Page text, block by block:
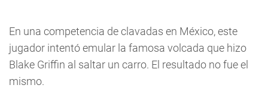
En una competencia de clavadas en México, este
jugador intentó emular la famosa volcada que hizo
Blake Griffin al saltar un carro. El resultado no fue el
mismo.